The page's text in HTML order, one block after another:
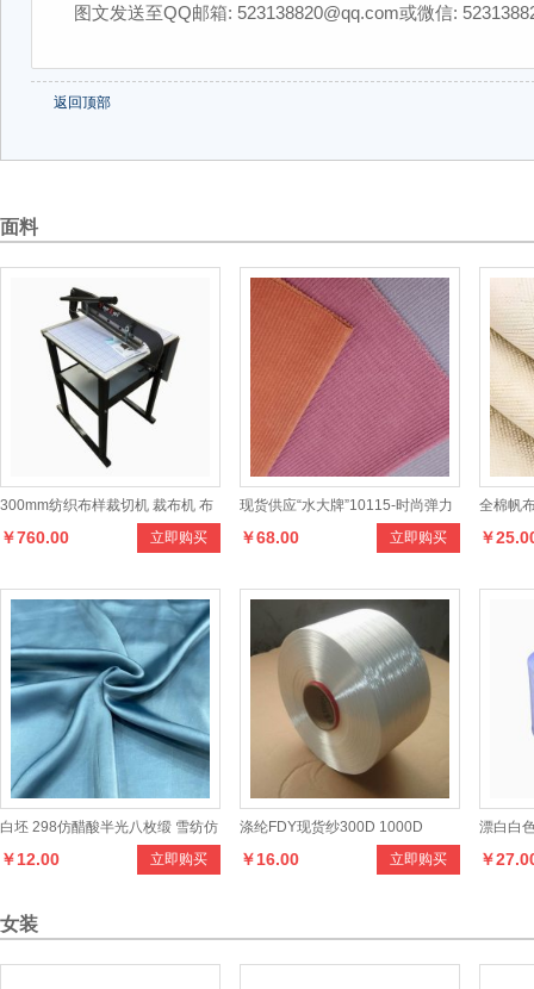
图文发送至QQ邮箱: 523138820@qq.com或微信:
返回顶部
面料
300mm纺织布样裁切机 裁布机 布
样机 立即购买
￥760.00
现货供应“水大牌”10115-时尚弹力
单条欧面绒系列产品,，款式多样，
立即购买
￥68.00
全棉帆
￥
白坯 298仿醋酸半光八枚缎 雪纺仿
真丝时装面料 立即购买
￥12.00
涤纶FDY现货纱300D 1000D
1200D 1500D 立即购买
￥16.00
漂白白
强密网
￥
女装